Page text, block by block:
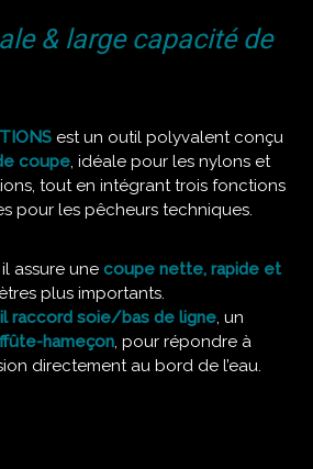
& large capacité de
est un outil polyvalent conçu
coupe, idéale pour les nylons et
tout en intégrant trois fonctions
pour les pêcheurs techniques.
assure une coupe nette, rapide et
plus importants.
raccord soie/bas de ligne, un
hameçon, pour répondre à
directement au bord de l’eau.